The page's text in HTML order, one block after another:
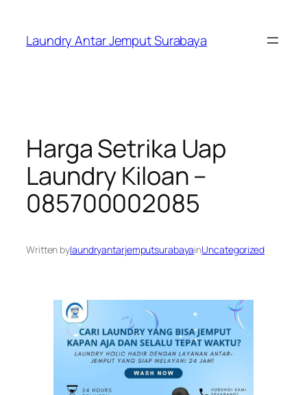
content
Laundry Antar Jemput Surabaya
Harga Setrika Uap
Laundry Kiloan –
085700002085
Written bylaundryantarjemputsurabayainUncategorized